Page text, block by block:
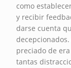
como
y recibir
darse cuenta
preciado de
tantas